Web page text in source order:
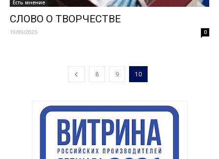
Есть мнение
СЛОВО О ТВОРЧЕСТВЕ
19/09/2025 0
8 9 10